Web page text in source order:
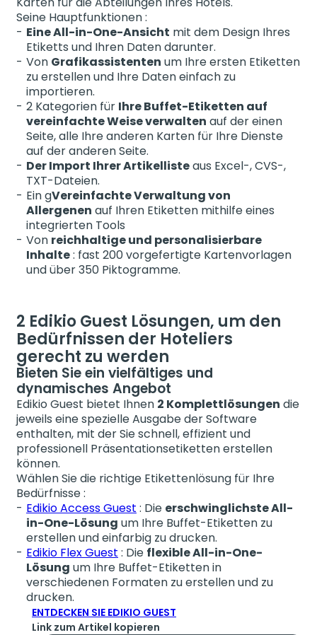
Seine Hauptfunktionen :
Eine All-in-One-Ansicht mit dem Design Ihres
Etiketts und Ihren Daten darunter.
Von Grafikassistenten um Ihre ersten Etiketten
zu erstellen und Ihre Daten einfach zu
importieren.
2 Kategorien für Ihre Buffet-Etiketten auf
vereinfachte Weise verwalten auf der einen
Seite, alle Ihre anderen Karten für Ihre Dienste
auf der anderen Seite.
Der Import Ihrer Artikellisteaus Excel-, CVS-,
TXT-Dateien.
Ein gVereinfachte Verwaltung von
Allergenen auf Ihren Etiketten mithilfe eines
integrierten Tools
Von reichhaltige und personalisierbare
Inhalte: fast 200 vorgefertigte Kartenvorlagen
und über 350 Piktogramme.
2 Edikio Guest Lösungen, um den
Bedürfnissen der Hoteliers
gerecht zu werden
Bieten Sie ein vielfältiges und
dynamisches Angebot
Edikio Guest bietet Ihnen 2 Komplettlösungen die
jeweils eine spezielle Ausgabe der Software
enthalten, mit der Sie schnell, effizient und
professionell Präsentationsetiketten erstellen
können.
Wählen Sie die richtige Etikettenlösung für Ihre
Bedürfnisse :
Edikio Access Guest : Die erschwinglichste All-
in-One-Lösung um Ihre Buffet-Etiketten zu
erstellen und einfarbig zu drucken.
Edikio Flex Guest : Die flexible All-in-One-
Lösung um Ihre Buffet-Etiketten in
verschiedenen Formaten zu erstellen und zu
drucken.
ENTDECKEN SIE EDIKIO GUEST
Link zum Artikel kopieren